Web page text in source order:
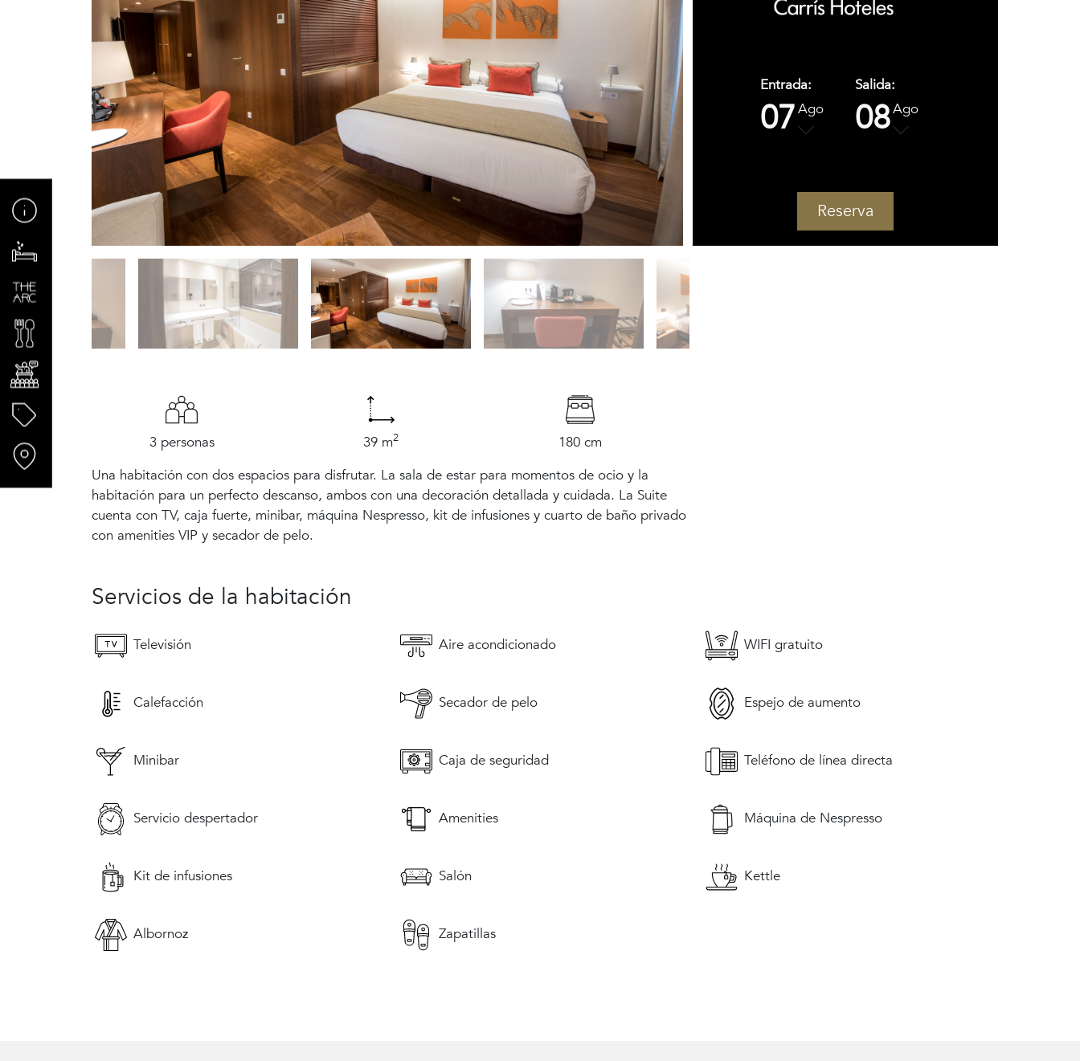
Entrada:
07Ago
Salida:
08Ago
Reserva
3 personas 39 m2
180 cm
Una habitación con dos espacios para disfrutar. La sala de estar para momentos de ocio y la
habitación para un perfecto descanso, ambos con una decoración detallada y cuidada. La Suite
cuenta con TV, caja fuerte, minibar, máquina Nespresso, kit de infusiones y cuarto de baño privado
con amenities VIP y secador de pelo.
Servicios de la habitación
Televisión Aire acondicionado WIFI gratuito
Calefacción Secador de pelo Espejo de aumento
Minibar Caja de seguridad Teléfono de línea directa
Servicio despertador Amenities Máquina de Nespresso
Kit de infusiones Salón Kettle
Albornoz Zapatillas